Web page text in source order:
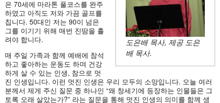
도은배 목사, 제공 도은
배 목사.
은 70세에 마라톤 풀코스를 완주
하였고 아직도 저와 가끔 골프를
칩니다. 50대인 저는 90이 넘은
그를 이기기 위해 매번 진땀을 흘
려야 합니다.
매 주일 가족과 함께 예배에 참석
하고 좋아하는 운동도 하며 건강
하게 살 수 있는 인생, 참으로 멋
진 인생입니다. 이런 멋진 인생은 우리 모두의 소망입니다. 오늘 여러
분께서 제게 주신 질문 중 하나인 “왜 창세기에 등장하는 인물들은 그
토록 오래 살았는가?” 라는 질문을 통해 멋진 인생의 의미를 함께 생